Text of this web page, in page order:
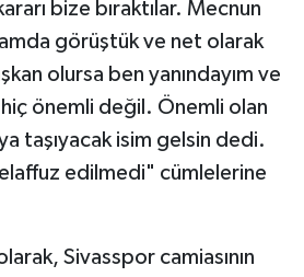
bize bıraktılar. Mecnun
görüştük ve net olarak
olursa ben yanındayım ve
önemli değil. Önemli olan
taşıyacak isim gelsin dedi.
edilmedi" cümlelerine
Sivasspor camiasının